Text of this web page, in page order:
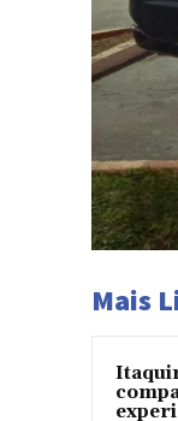
Mais